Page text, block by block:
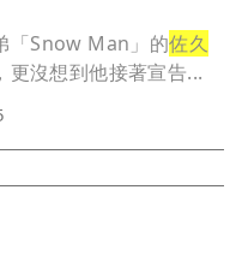
「Snow Man」的佐久
更沒想到他接著宣告...